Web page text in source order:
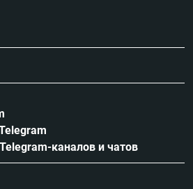
каналов и чатов